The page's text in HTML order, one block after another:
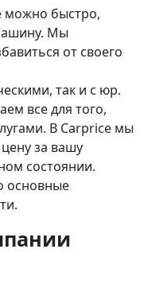
можно быстро,
Мы
от своего
так и с юр.
все для того,
В Carprice мы
за вашу
состоянии.
основные